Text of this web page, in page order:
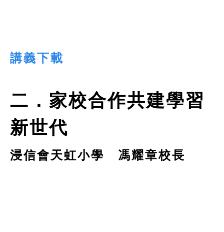
講義下載
二．家校合作共建學習
新世代
浸信會天虹小學 馮耀章校長